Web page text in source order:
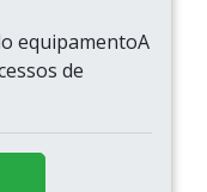
equipamentoA
de